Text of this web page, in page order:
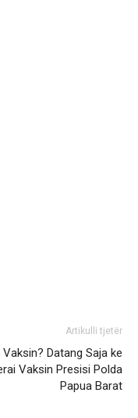
Artikulli tjetër
Datang Saja ke
Vaksin Presisi Polda
Papua Barat